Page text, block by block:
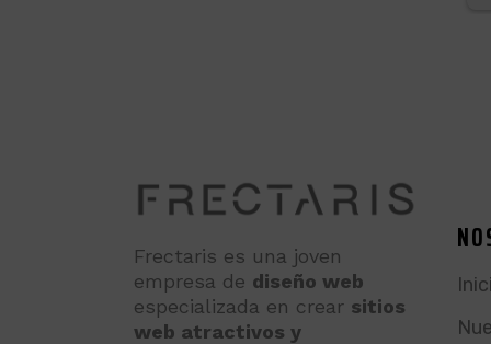
Frectaris es una joven
empresa de diseño web
especializada en crear sitios
web atractivos y